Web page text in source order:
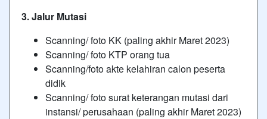
3. Jalur Mutasi
Scanning/ foto KK (paling akhir Maret 2023)
Scanning/ foto KTP orang tua
Scanning/foto akte kelahiran calon peserta
didik
Scanning/ foto surat keterangan mutasi dari
instansi/ perusahaan (paling akhir Maret 2023)